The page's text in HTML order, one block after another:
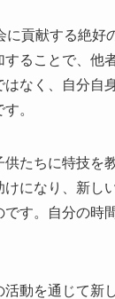
に貢献する絶好
することで、他
はなく、自分自
。
供たちに特技を
けになり、新し
です。自分の時
活動を通じて新